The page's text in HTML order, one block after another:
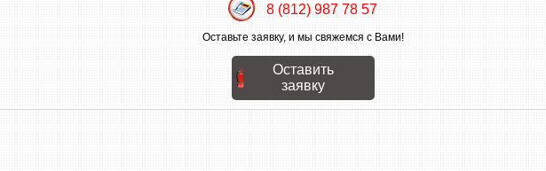
8 (812) 987 78 57
Оставьте заявку, и мы свяжемся с Вами!
Оставить
заявку